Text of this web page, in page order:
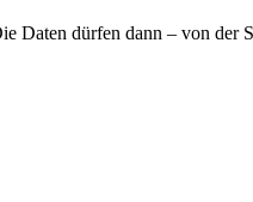
Daten dürfen dann – von der